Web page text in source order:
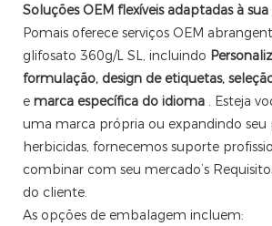
Soluções OEM flexíveis adaptadas à
Pomais oferece serviços OEM
glifosato 360g/L SL, incluindo
formulação, design de etiquetas,
e marca específica do idioma . Esteja
uma marca própria ou expandindo
herbicidas, fornecemos suporte
combinar com seu mercado’s
do cliente.
As opções de embalagem incluem: